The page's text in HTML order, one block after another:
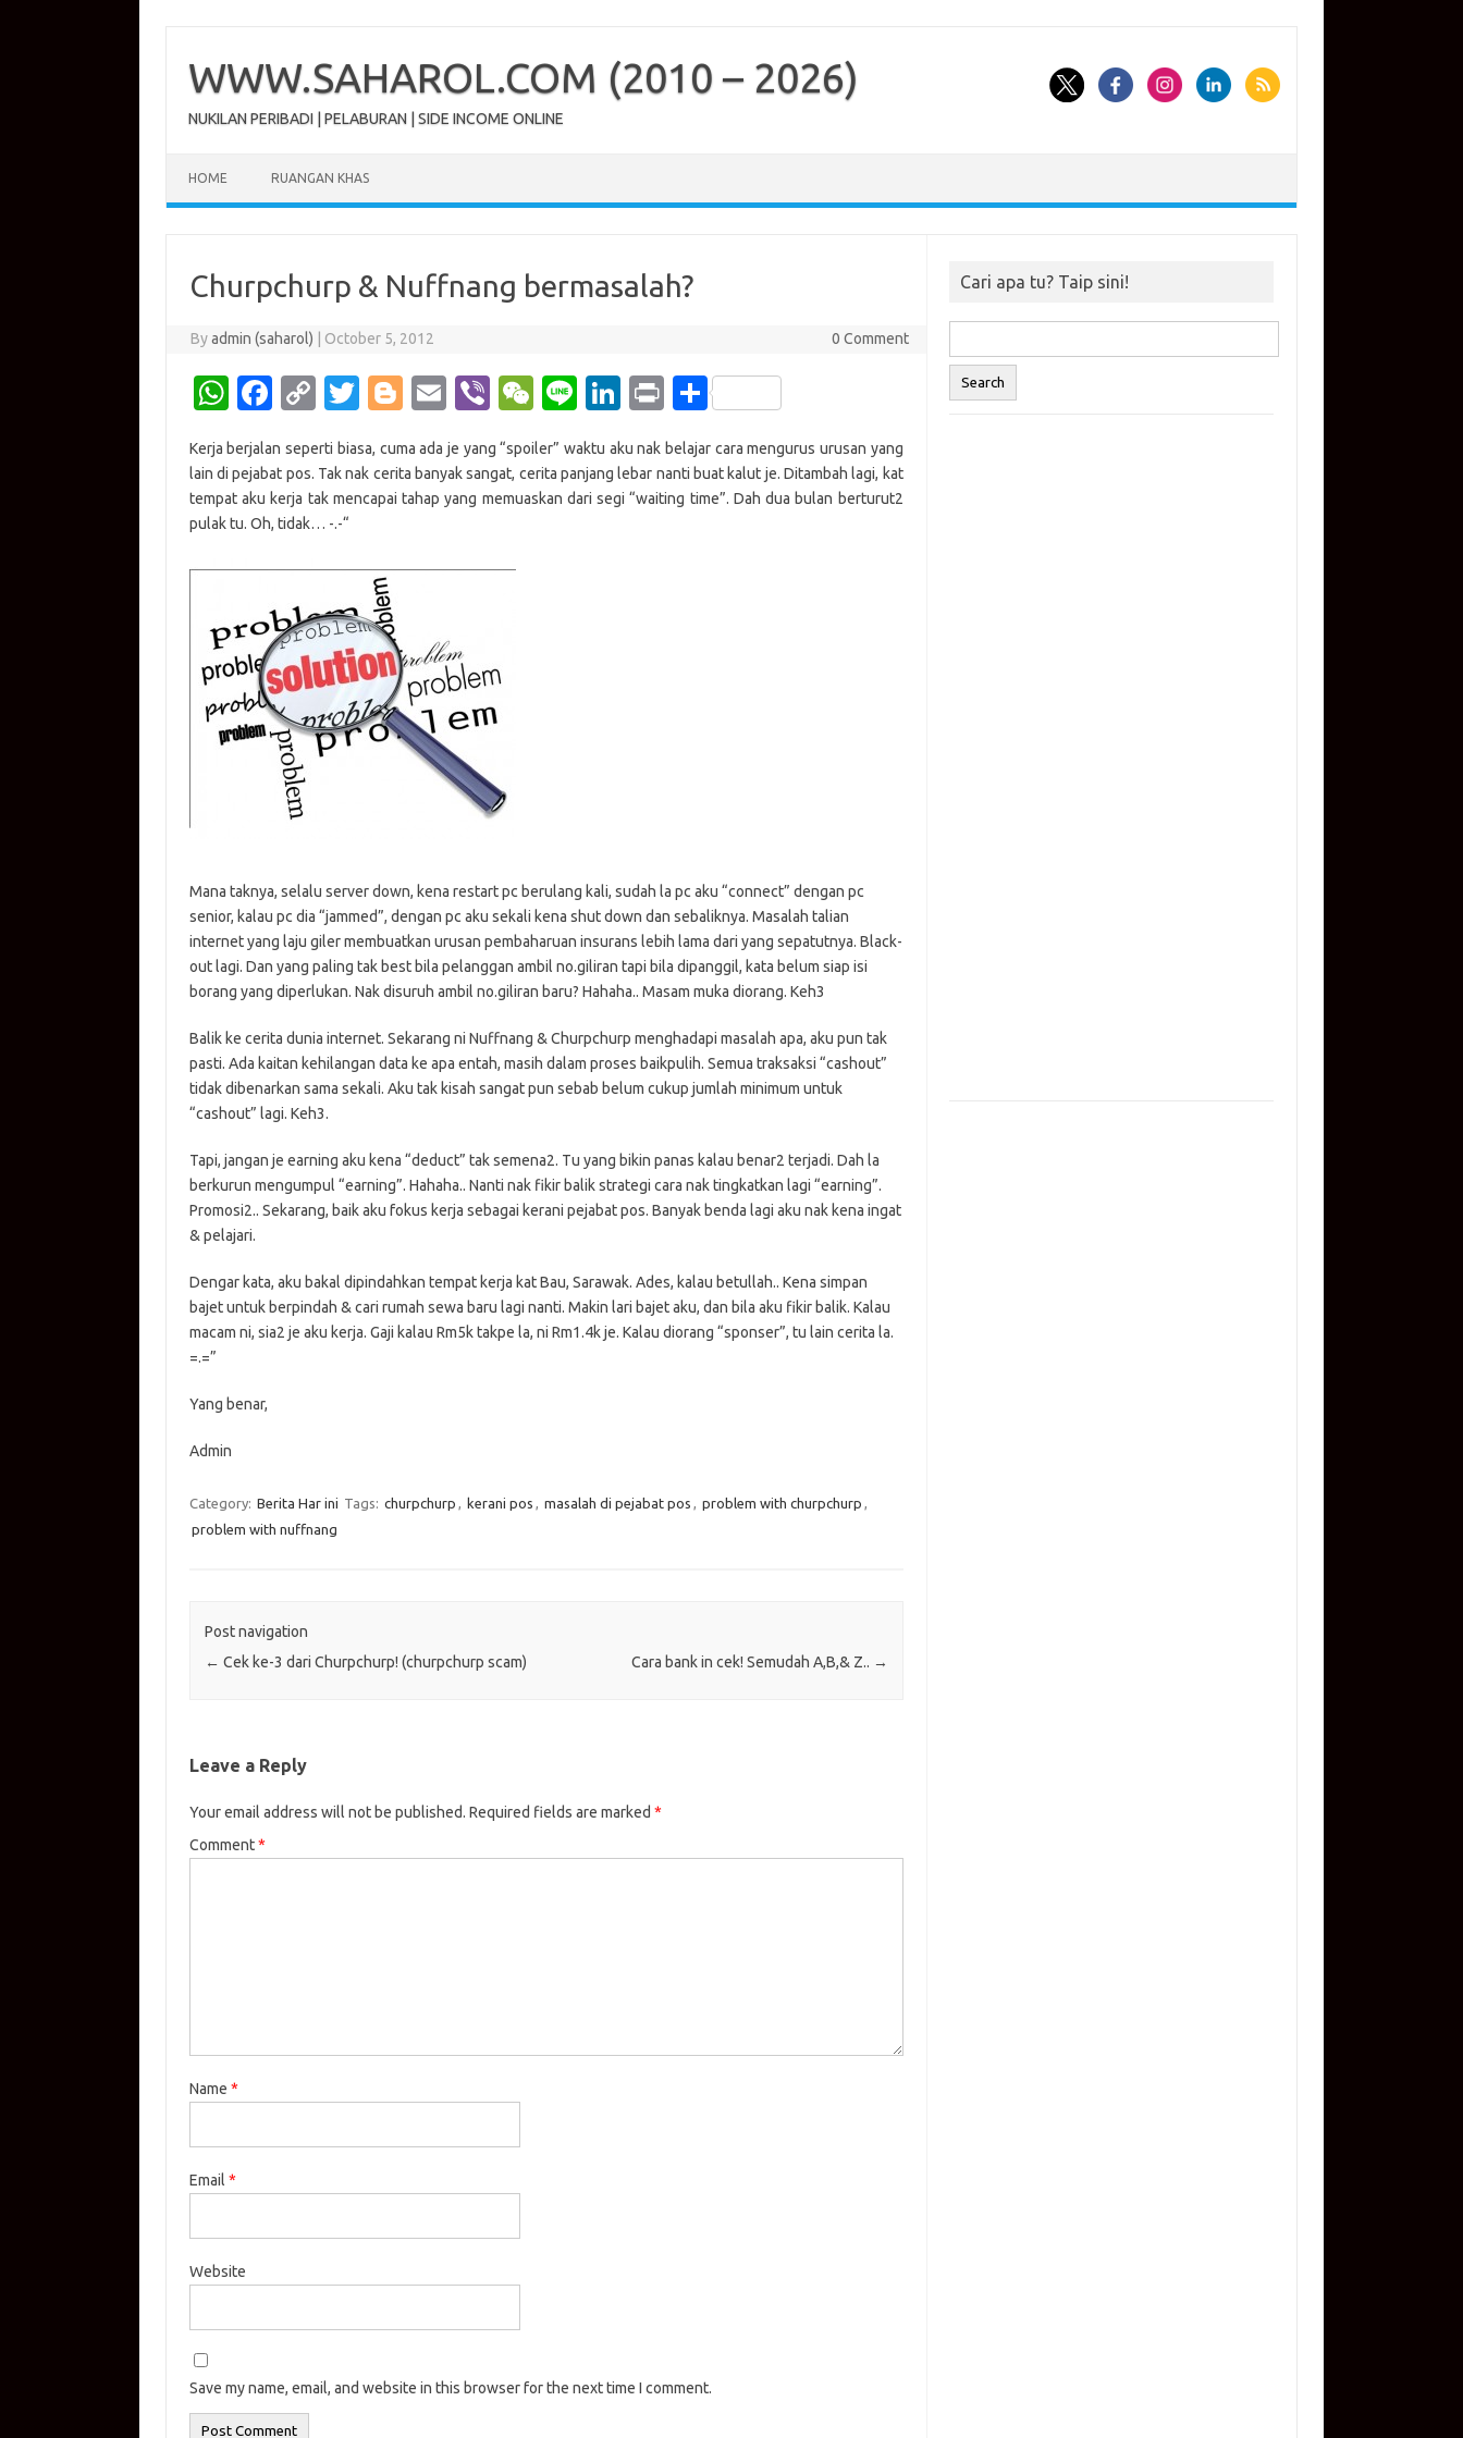
contentWWW.SAHAROL.COM (2010 – 2026)
NUKILAN PERIBADI | PELABURAN | SIDE INCOME ONLINE
HOME RUANGAN KHAS
Churpchurp & Nuffnang bermasalah?
Byadmin (saharol) October 5, 2012 0 Comment
W
at
s
A
p
Fa
e
b
o
o
k
C
p
y
Li
n
k
T
it
te
Bl
g
g
E
ail
Vi
er
W
C
h
Li
e
Li
k
e
Pr
t
S
ar
e
Kerja berjalan seperti biasa, cuma ada je yang “spoiler” waktu aku nak belajar cara mengurus urusan yang
lain di pejabat pos. Tak nak cerita banyak sangat, cerita panjang lebar nanti buat kalut je. Ditambah lagi, kat
tempat aku kerja tak mencapai tahap yang memuaskan dari segi “waiting time”. Dah dua bulan berturut2
pulak tu. Oh, tidak… -.-“
Mana taknya, selalu server down, kena restart pc berulang kali, sudah la pc aku “connect” dengan pc
senior, kalau pc dia “jammed”, dengan pc aku sekali kena shut down dan sebaliknya. Masalah talian
internet yang laju giler membuatkan urusan pembaharuan insurans lebih lama dari yang sepatutnya. Black-
out lagi. Dan yang paling tak best bila pelanggan ambil no.giliran tapi bila dipanggil, kata belum siap isi
borang yang diperlukan. Nak disuruh ambil no.giliran baru? Hahaha.. Masam muka diorang. Keh3
Balik ke cerita dunia internet. Sekarang ni Nuffnang & Churpchurp menghadapi masalah apa, aku pun tak
pasti. Ada kaitan kehilangan data ke apa entah, masih dalam proses baikpulih. Semua traksaksi “cashout”
tidak dibenarkan sama sekali. Aku tak kisah sangat pun sebab belum cukup jumlah minimum untuk
“cashout” lagi. Keh3.
Tapi, jangan je earning aku kena “deduct” tak semena2. Tu yang bikin panas kalau benar2 terjadi. Dah la
berkurun mengumpul “earning”. Hahaha.. Nanti nak fikir balik strategi cara nak tingkatkan lagi “earning”.
Promosi2.. Sekarang, baik aku fokus kerja sebagai kerani pejabat pos. Banyak benda lagi aku nak kena ingat
& pelajari.
Dengar kata, aku bakal dipindahkan tempat kerja kat Bau, Sarawak. Ades, kalau betullah.. Kena simpan
bajet untuk berpindah & cari rumah sewa baru lagi nanti. Makin lari bajet aku, dan bila aku fikir balik. Kalau
macam ni, sia2 je aku kerja. Gaji kalau Rm5k takpe la, ni Rm1.4k je. Kalau diorang “sponser”, tu lain cerita la.
=.=”
Yang benar,
Admin
Category: Berita Har ini Tags: churpchurp , kerani pos , masalah di pejabat pos , problem with churpchurp ,
problem with nuffnang
Post navigation
← Cek ke-3 dari Churpchurp! (churpchurp scam) Cara bank in cek! Semudah A,B,& Z.. →
Leave a Reply
Your email address will not be published. Required fields are marked *
Comment*
Name *
Email *
Website
Save my name, email, and website in this browser for the next time I comment.
Cari apa tu? Taip sini!